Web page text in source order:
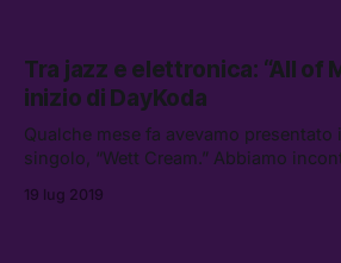
Tra jazz e elettronica: “All of
inizio di DayKoda
Qualche mese fa avevamo
singolo, “Wett Cream.” Abbiamo
per parlare del suo nuovo lavoro All of
19 lug 2019